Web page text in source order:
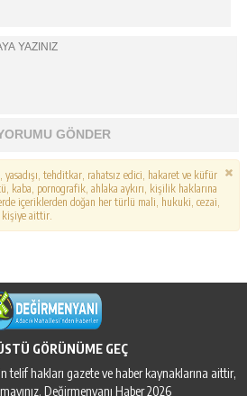
GÖNDER
tehditkar, rahatsız edici, hakaret ve küfür
kaba, pornografik, ahlaka aykırı, kişilik haklarına
içeriklerden doğan her türlü mali, hukuki, cezai,
aittir.
GÖRÜNÜME GEÇ
telif hakları gazete ve haber kaynaklarına aittir,
Değirmenyanı Haber 2026